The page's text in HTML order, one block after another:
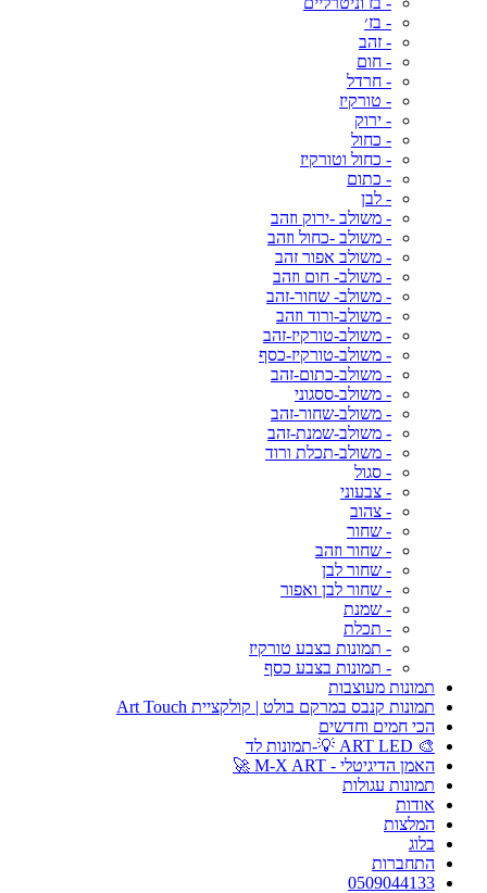
- בז׳
- זהב
- חום
- חרדל
- טורקיז
- ירוק
- כחול
- כחול וטורקיז
- כתום
- לבן
- משולב -ירוק וזהב
- משולב -כחול וזהב
- משולב אפור זהב
- משולב- חום וזהב
- משולב- שחור-זהב
- משולב-ורוד וזהב
- משולב-טורקיז-זהב
- משולב-טורקיז-כסף
- משולב-כתום-זהב
- משולב-ססגוני
- משולב-שחור-זהב
- משולב-שמנת-זהב
- משולב-תכלת ורוד
- סגול
- צבעוני
- צהוב
- שחור
- שחור וזהב
- שחור לבן
- שחור לבן ואפור
- שמנת
- תכלת
- תמונות בצבע טורקיז
- תמונות בצבע כסף
תמונות מעוצבות
תמונות קנבס במרקם בולט | קולקציית Art Touch
הכי חמים וחדשים
🎨 ART LED 💡-תמונות לד
האמן הדיגיטלי - M-X ART 🚀
תמונות עגולות
אודות
המלצות
בלוג
התחברות
0509044133